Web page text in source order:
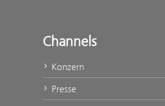
Channels
Konzern
Presse